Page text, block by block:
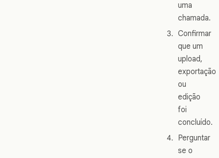
uma
chamada.
Confirmar
que um
upload,
exportação
ou
edição
foi
concluído.
Perguntar
se o